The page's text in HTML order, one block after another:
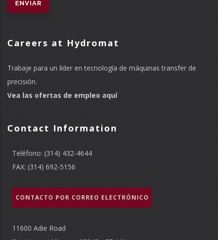
Careers at Hydromat
Trabaje para un líder en tecnología de máquinas transfer de
precisión.
Vea las ofertas de empleo aquí
Contact Information
Teléfono: (314) 432-4644
FAX: (314) 692-5156
CONTACTO POR CORREO ELECTRÓNICO
11600 Adie Road